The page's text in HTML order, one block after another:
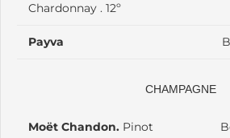
Chardonnay . 12º
Payva
CHAMPAGNE
Moët Chandon. Pinot